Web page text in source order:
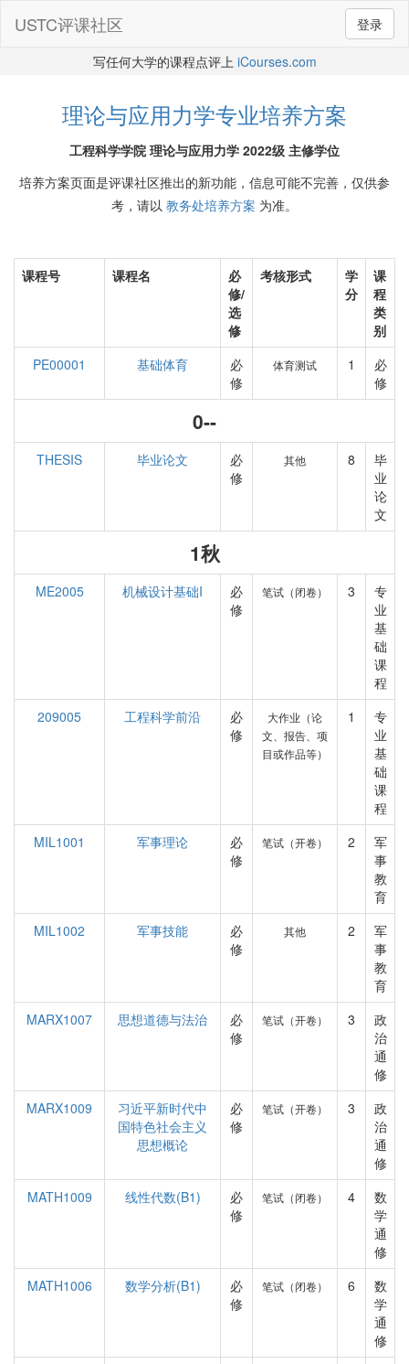
登录
USTC评课社区
写任何大学的课程点评上 iCourses.com
理论与应用力学专业培养方案
工程科学学院 理论与应用力学 2022级 主修学位
培养方案页面是评课社区推出的新功能，信息可能不完善，仅供参
考，请以 教务处培养方案 为准。
课程号 课程名
必
修/
选
修
考核形式
学
分
课
程
类
别
PE00001
基础体育
必
修
体育测试 1
必
修
0--
THESIS 毕业论文
必
修
其他 8
毕
业
论
文
1秋
ME2005 机械设计基础I
必
修
笔试（闭卷） 3
专
业
基
础
课
程
209005
工程科学前沿
必
修
大作业（论
文、报告、项
目或作品等）
1
专
业
基
础
课
程
MIL1001
军事理论
必
修
笔试（开卷） 2
军
事
教
育
MIL1002
军事技能
必
修
其他 2
军
事
教
育
MARX1007
思想道德与法治
必
修
笔试（开卷） 3
政
治
通
修
MARX1009
习近平新时代中
国特色社会主义
思想概论
必
修
笔试（开卷） 3
政
治
通
修
MATH1009
线性代数(B1)
必
修
笔试（闭卷） 4
数
学
通
修
MATH1006
数学分析(B1)
必
修
笔试（闭卷） 6
数
学
通
修